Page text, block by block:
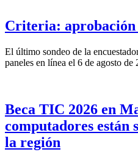
Criteria: aprobación
El último sondeo de la
paneles en línea el 6 de agosto de
Beca TIC 2026 en
computadores están
la región